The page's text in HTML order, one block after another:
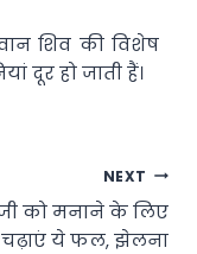
शिव की विशेष
दूर हो जाती हैं।
NEXT
को मनाने के लिए
ये फल, झेलना